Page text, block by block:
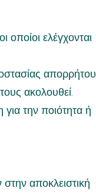
ελέγχονται
απορρήτου
ακολουθεί.
την ποιότητα ή
αποκλειστική